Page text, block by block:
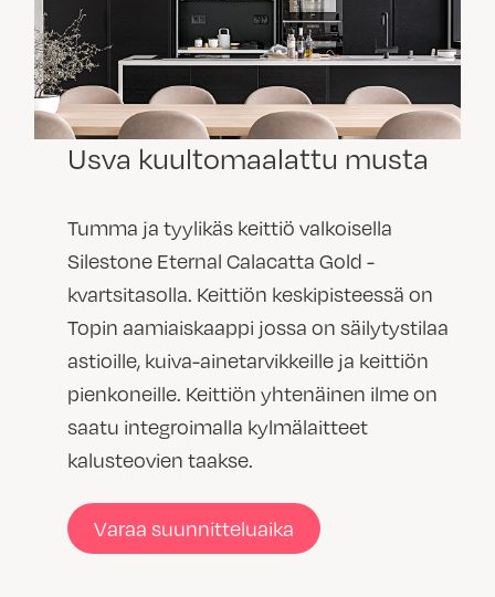
Usva kuultomaalattu musta
Tumma ja tyylikäs keittiö valkoisella
Silestone Eternal Calacatta Gold -
kvartsitasolla. Keittiön keskipisteessä on
Topin aamiaiskaappi jossa on säilytystilaa
astioille, kuiva-ainetarvikkeille ja keittiön
pienkoneille. Keittiön yhtenäinen ilme on
saatu integroimalla kylmälaitteet
kalusteovien taakse.
Varaa suunnitteluaika